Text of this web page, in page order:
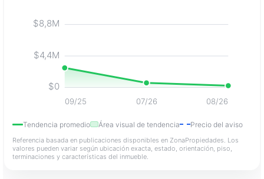
$0
$4,4M
$8,8M
09/25 07/26 08/26
Tendencia promedio Área visual de tendencia Precio del aviso
Referencia basada en publicaciones disponibles en ZonaPropiedades. Los
valores pueden variar según ubicación exacta, estado, orientación, piso,
terminaciones y características del inmueble.